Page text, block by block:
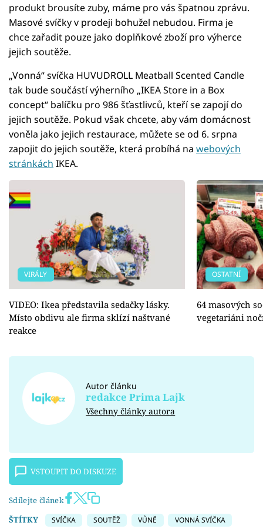
produkt brousíte zuby, máme pro vás špatnou zprávu.
Masové svíčky v prodeji bohužel nebudou. Firma je
chce zařadit pouze jako doplňkové zboží pro výherce
jejich soutěže.
„Vonná“ svíčka HUVUDROLL Meatball Scented Candle
tak bude součástí výherního „IKEA Store in a Box
concept“ balíčku pro 986 šťastlivců, kteří se zapojí do
jejich soutěže. Pokud však chcete, aby vám domácnost
voněla jako jejich restaurace, můžete se od 6. srpna
zapojit do jejich soutěže, která probíhá na webových
stránkách IKEA.
VIRÁLY
VIDEO: Ikea představila sedačky lásky.
Místo obdivu ale firma sklízí naštvané
reakce
OSTATNÍ
64 masových
vegetariáni
Autor článku
redakce Prima Lajk
Všechny články autora
VSTOUPIT DO DISKUZE
Sdílejte článek
ŠTÍTKY
SVÍČKA SOUTĚŽ VŮNĚ VONNÁ SVÍČKA